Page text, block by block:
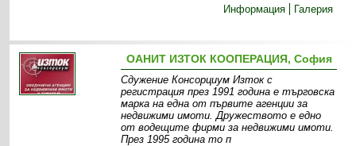
Информация
Галерия
ОАНИТ ИЗТОК КООПЕРАЦИЯ, София
Сдужение Консорциум Изток с
регистрация през 1991 година е търговска
марка на една от първите агенции за
недвижими имоти. Дружеството е едно
от водещите фирми за недвижими имоти.
През 1995 година то п